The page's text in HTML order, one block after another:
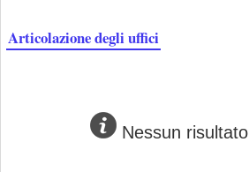
Articolazione degli uffici
Nessun